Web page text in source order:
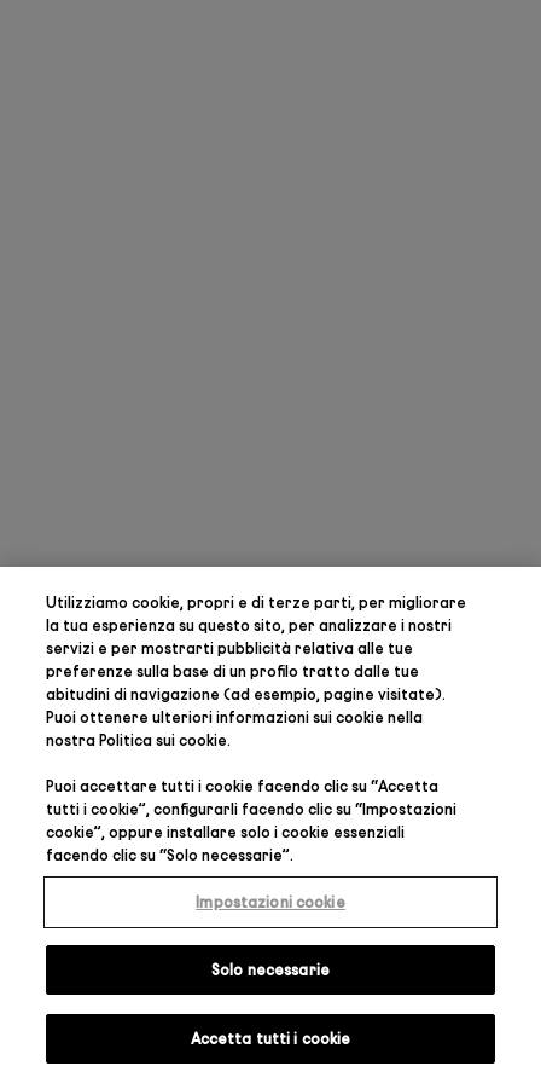
Utilizziamo cookie, propri e di terze parti, permigliorare
la tua esperienza su questo sito, per analizzare i nostri
servizi e per mostrarti pubblicità relativa alle tue
preferenze sulla base di un profilo tratto dalle tue
abitudini di navigazione (ad esempio, pagine visitate).
Puoi ottenere ulteriori informazioni sui cookie nella
nostraPolitica sui cookie.
Puoi accettare tutti i cookie facendo clic su “Accetta
tutti i cookie”, configurarli facendo clic su “Impostazioni
cookie”, oppure installare solo i cookie essenziali
facendo clic su “Solo necessarie”.
Impostazioni cookie
Solo necessarie
Accetta tutti i cookie